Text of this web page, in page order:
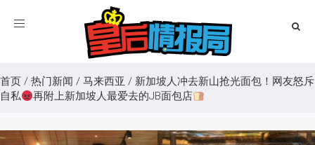
Toggle
首页 / 热门新闻 / 马来西亚 / 新加坡人冲去新山抢光面包！网友怒斥
自私
再附上新加坡人最爱去的JB面包店